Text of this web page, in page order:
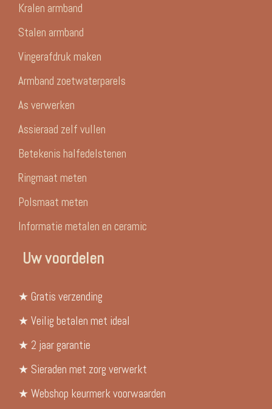
Kralen armband
Stalen armband
Vingerafdruk maken
Armband zoetwaterparels
As verwerken
Assieraad zelf vullen
Betekenis halfedelstenen
Ringmaat meten
Polsmaat meten
Informatie metalen en ceramic
Uw voordelen
★ Gratis verzending
★ Veilig betalen met ideal
★ 2 jaar garantie
★ Sieraden met zorg verwerkt
★ Webshop keurmerk voorwaarden